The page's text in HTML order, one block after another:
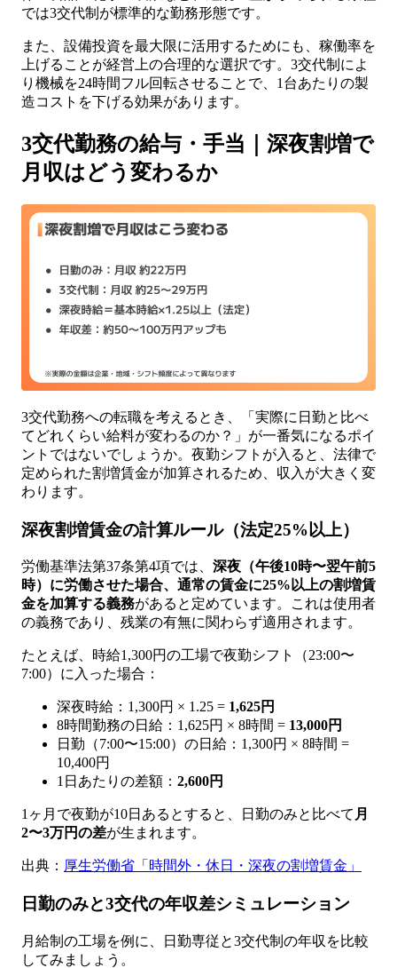
では3交代制が標準的な勤務形態です。
また、設備投資を最大限に活用するためにも、稼働率を
上げることが経営上の合理的な選択です。3交代制によ
り機械を24時間フル回転させることで、1台あたりの製
造コストを下げる効果があります。
3交代勤務の給与・手当｜深夜割増で
月収はどう変わるか
3交代勤務への転職を考えるとき、「実際に日勤と比べ
てどれくらい給料が変わるのか？」が一番気になるポイ
ントではないでしょうか。夜勤シフトが入ると、法律で
定められた割増賃金が加算されるため、収入が大きく変
わります。
深夜割増賃金の計算ルール（法定25%以上）
労働基準法第37条第4項では、 深夜（午後10時〜翌午前5
時）に労働させた場合、通常の賃金に25%以上の割増賃
金を加算する義務があると定めています。これは使用者
の義務であり、残業の有無に関わらず適用されます。
たとえば、時給1,300円の工場で夜勤シフト（23:00〜
7:00）に入った場合：
深夜時給：1,300円 × 1.25 = 1,625円
8時間勤務の日給：1,625円 × 8時間 = 13,000円
日勤（7:00〜15:00）の日給：1,300円 × 8時間 =
10,400円
1日あたりの差額： 2,600円
1ヶ月で夜勤が10日あるとすると、日勤のみと比べて 月
2〜3万円の差が生まれます。
出典： 厚生労働省「時間外・休日・深夜の割増賃金」
日勤のみと3交代の年収差シミュレーション
月給制の工場を例に、日勤専従と3交代制の年収を比較
してみましょう。